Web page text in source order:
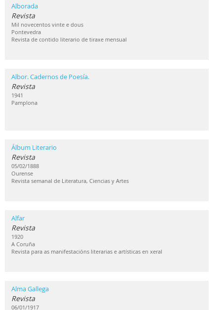
Alborada
Revista
Mil novecentos vinte e dous
Pontevedra
Revista de contido literario de tiraxe mensual
Albor. Cadernos de Poesía.
Revista
1941
Pamplona
Álbum Literario
Revista
05/02/1888
Ourense
Revista semanal de Literatura, Ciencias y Artes
Alfar
Revista
1920
A Coruña
Revista para as manifestacións literarias e artísticas en xeral
Alma Gallega
Revista
06/01/1917